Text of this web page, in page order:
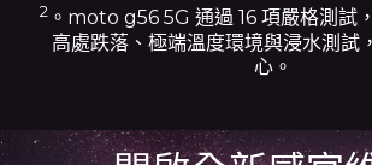
2 。moto g56 5G 通過 16 項嚴格測試
高處跌落、極端溫度環境與浸水測試
心。